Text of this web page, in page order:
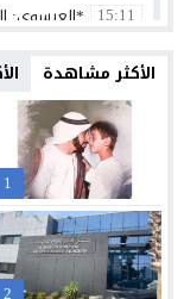
15:11 *العيسوي:
الدكتورة
12:33 تصنيفات
12:30 الثقة
12:26 بنك الأردن يطلق
12:24 شراكة بين
12:21 سامسونج
الأكثر مشاهدة
1